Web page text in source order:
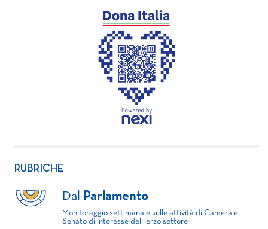
RUBRICHE
Dal Parlamento
Monitoraggio settimanale sulle attività di Camera e
Senato di interesse del Terzo settore